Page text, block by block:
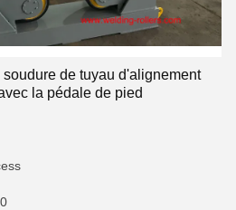
de tuyau d'alignement
la pédale de pied